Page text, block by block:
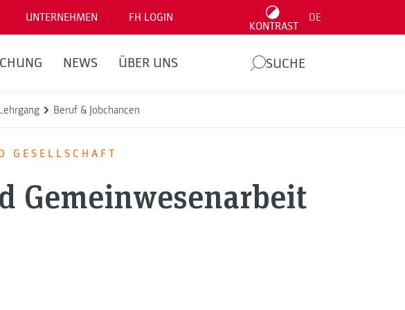
UNTERNEHMEN FH LOGIN
KONTRAST
DE
NEWS ÜBER UNS SUCHE
Beruf & Jobchancen
GESELLSCHAFT
Gemeinwesenarbeit